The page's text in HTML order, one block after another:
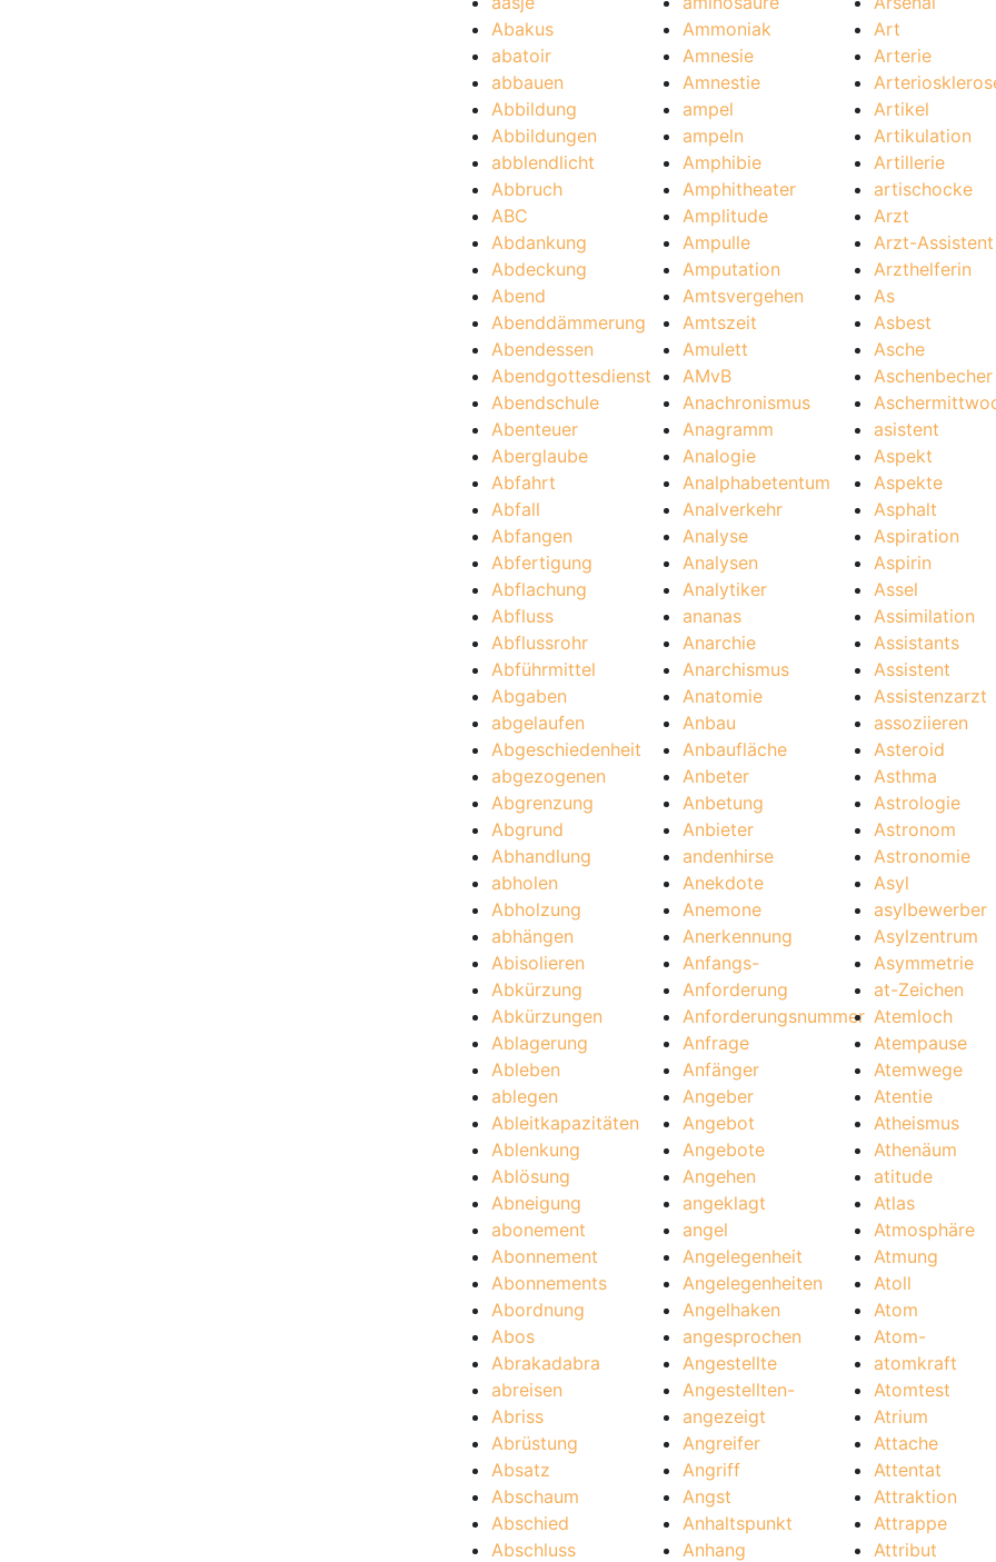
Abakus
abatoir
abbauen
Abbildung
Abbildungen
abblendlicht
Abbruch
ABC
Abdankung
Abdeckung
Abend
Abenddämmerung
Abendessen
Abendgottesdienst
Abendschule
Abenteuer
Aberglaube
Abfahrt
Abfall
Abfangen
Abfertigung
Abflachung
Abfluss
Abflussrohr
Abführmittel
Abgaben
abgelaufen
Abgeschiedenheit
abgezogenen
Abgrenzung
Abgrund
Abhandlung
abholen
Abholzung
abhängen
Abisolieren
Abkürzung
Abkürzungen
Ablagerung
Ableben
ablegen
Ableitkapazitäten
Ablenkung
Ablösung
Abneigung
abonement
Abonnement
Abonnements
Abordnung
Abos
Abrakadabra
abreisen
Abriss
Abrüstung
Absatz
Abschaum
Abschied
Abschluss
Ammoniak
Amnesie
Amnestie
ampel
ampeln
Amphibie
Amphitheater
Amplitude
Ampulle
Amputation
Amtsvergehen
Amtszeit
Amulett
AMvB
Anachronismus
Anagramm
Analogie
Analphabetentum
Analverkehr
Analyse
Analysen
Analytiker
ananas
Anarchie
Anarchismus
Anatomie
Anbau
Anbaufläche
Anbeter
Anbetung
Anbieter
andenhirse
Anekdote
Anemone
Anerkennung
Anfangs-
Anforderung
Anforderungsnummer
Anfrage
Anfänger
Angeber
Angebot
Angebote
Angehen
angeklagt
angel
Angelegenheit
Angelegenheiten
Angelhaken
angesprochen
Angestellte
Angestellten-
angezeigt
Angreifer
Angriff
Angst
Anhaltspunkt
Anhang
Art
Arterie
Artikel
Artikulation
Artillerie
artischocke
Arzt
Arzt-Assistent
Arzthelferin
As
Asbest
Asche
Aschenbecher
asistent
Aspekt
Aspekte
Asphalt
Aspiration
Aspirin
Assel
Assimilation
Assistants
Assistent
Assistenzarzt
assoziieren
Asteroid
Asthma
Astrologie
Astronom
Astronomie
Asyl
asylbewerber
Asylzentrum
Asymmetrie
at-Zeichen
Atemloch
Atempause
Atemwege
Atentie
Atheismus
Athenäum
atitude
Atlas
Atmosphäre
Atmung
Atoll
Atom
Atom-
atomkraft
Atomtest
Atrium
Attache
Attentat
Attraktion
Attrappe
Attribut